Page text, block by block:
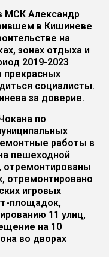
МСК Александр
в Кишиневе
на
зонах отдыха и
2019-2023
прекрасных
социалисты.
за доверие.
по
работы в
пешеходной
отремонтированы
отремонтировано
игровых
площадок,
11 улиц,
на 10
во дворах